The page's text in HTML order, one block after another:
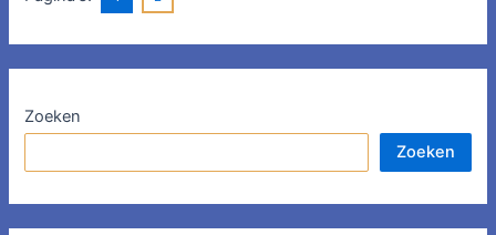
Zoeken
Zoeken